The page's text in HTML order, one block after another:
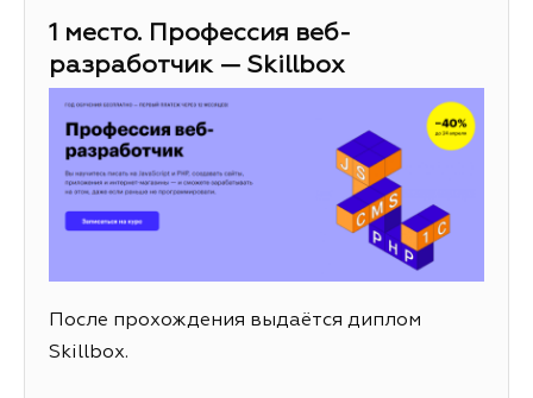
1 место. Профессия веб-
разработчик — Skillbox
После прохождения выдаётся диплом
Skillbox.